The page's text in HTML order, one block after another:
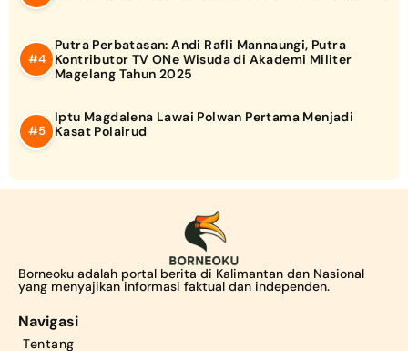
Putra Perbatasan: Andi Rafli Mannaungi, Putra
Kontributor TV ONe Wisuda di Akademi Militer
Magelang Tahun 2025
Iptu Magdalena Lawai Polwan Pertama Menjadi
Kasat Polairud
Borneoku adalah portal berita di Kalimantan dan Nasional
yang menyajikan informasi faktual dan independen.
Navigasi
Tentang